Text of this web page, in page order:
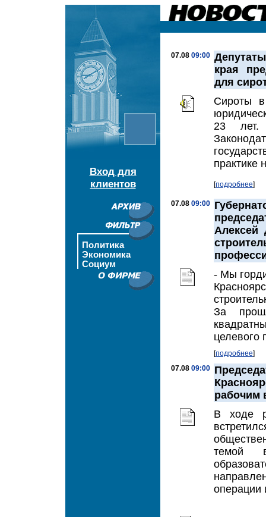
Вход для
клиентов
Политика
Экономика
Социум
07.08 09:00
края
для
Сироты
23 лет.
практике
[подробнее]
07.08 09:00
Алексей
- Мы
За
целевого
[подробнее]
07.08 09:00
рабочим
В ходе
темой
операции